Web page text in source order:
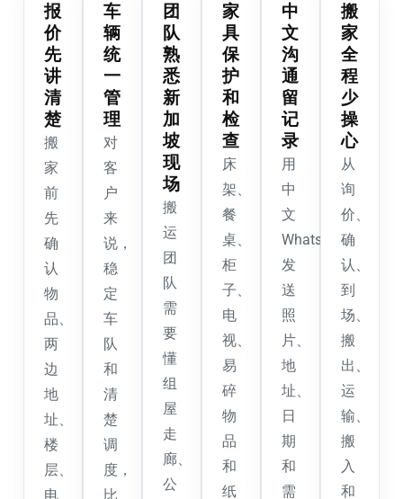
报
价
先
讲
清
楚
搬
家
前
先
确
认
物
品、
两
边
地
址、
楼
层、
电
车
辆
统
一
管
理
对
客
户
来
说，
稳
定
车
队
和
清
楚
调
度，
比
团
队
熟
悉
新
加
坡
现
场
搬
运
团
队
需
要
懂
组
屋
走
廊、
公
家
具
保
护
和
检
查
床
架、
餐
桌、
柜
子、
电
视、
易
碎
物
品
和
纸
中
文
沟
通
留
记
录
用
中
文
WhatsApp
发
送
照
片、
地
址、
日
期
和
需
搬
家
全
程
少
操
心
从
询
价、
确
认、
到
场、
搬
出、
运
输、
搬
入
和